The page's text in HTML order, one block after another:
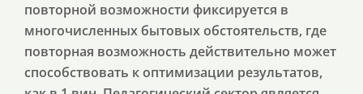
повторной возможности фиксируется в
многочисленных бытовых обстоятельств, где
повторная возможность действительно может
способствовать к оптимизации результатов,